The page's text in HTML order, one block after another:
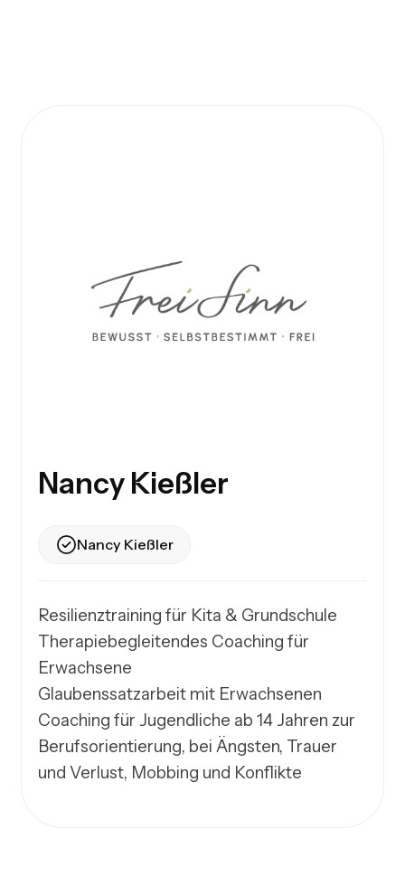
Nancy Kießler
Nancy Kießler
Resilienztraining für Kita & Grundschule
Therapiebegleitendes Coaching für
Erwachsene
Glaubenssatzarbeit mit Erwachsenen
Coaching für Jugendliche ab 14 Jahren zur
Berufsorientierung, bei Ängsten, Trauer
und Verlust, Mobbing und Konflikte